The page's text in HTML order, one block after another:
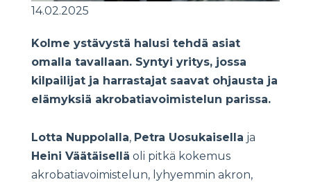
14.02.2025
Kolme ystävystä halusi tehdä asiat
omalla tavallaan. Syntyi yritys, jossa
kilpailijat ja harrastajat saavat ohjausta ja
elämyksiä akrobatiavoimistelun parissa.
Lotta Nuppolalla, Petra Uosukaisella ja
Heini Väätäisellä oli pitkä kokemus
akrobatiavoimistelun, lyhyemmin akron,